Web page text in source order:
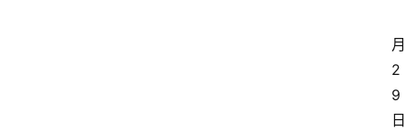
月
2
9
日